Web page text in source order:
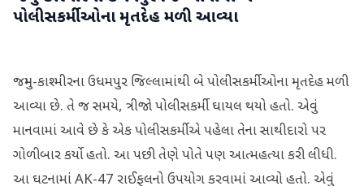
પોલીસકર્મીઓના મૃતદેહ મળી આવ્યા
જમ્મુ-કાશ્મીરના ઉધમપુર જિલ્લામાંથી બે પોલીસકર્મીઓના મૃતદેહ મળી
આવ્યા છે. તે જ સમયે, ત્રીજો પોલીસકર્મી ઘાયલ થયો હતો. એવું
માનવામાં આવે છે કે એક પોલીસકર્મીએ પહેલા તેના સાથીદારો પર
ગોળીબાર કર્યો હતો. આ પછી તેણે પોતે પણ આત્મહત્યા કરી લીધી.
આ ઘટનામાં AK-47 રાઈફલનો ઉપયોગ કરવામાં આવ્યો હતો. એવું